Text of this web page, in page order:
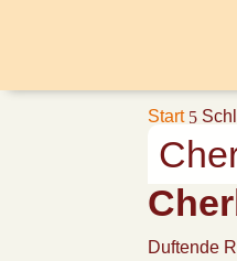
Start 5
Duftende